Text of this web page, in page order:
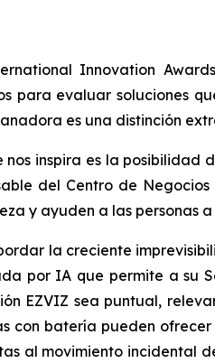
Innovation
para evaluar soluciones
es una distinción
nos inspira es la posibilidad
del Centro de
y ayuden a las personas
la creciente
por IA que permite a su
EZVIZ sea puntual,
con batería pueden
al movimiento incidental